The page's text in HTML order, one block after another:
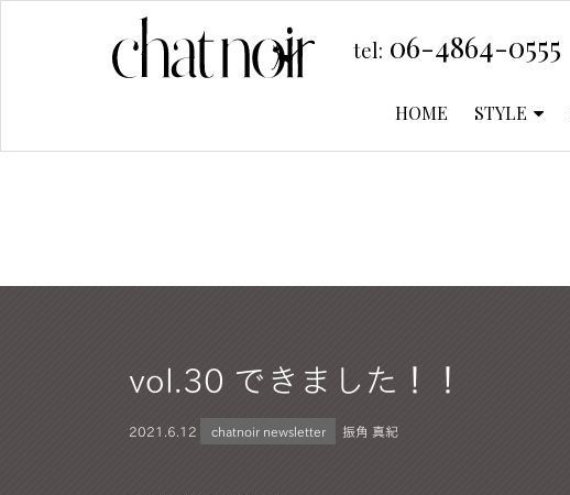
tel: 06-4864-0555
HOME STYLE
vol.30 できました！！
2021. 6.12 chatnoir newsletter 振角 真紀